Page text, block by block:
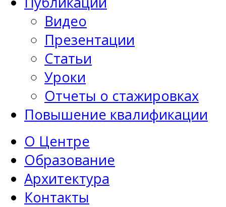
Видео
Презентации
Статьи
Уроки
Отчеты о стажировках
Повышение квалификации
О Центре
Образование
Архитектура
Контакты